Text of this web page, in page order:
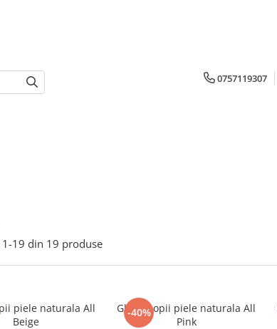
0757119307
1-19 din 19 produse
piele naturala All
Beige
-40%
Ghete copii piele naturala All
Pink